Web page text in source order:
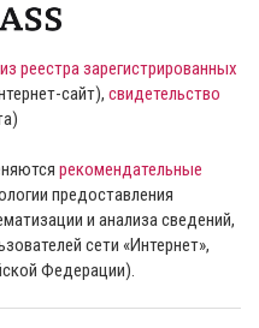
реестра зарегистрированных
сайт), свидетельство
рекомендательные
предоставления
и анализа сведений,
сети «Интернет»,
Федерации).